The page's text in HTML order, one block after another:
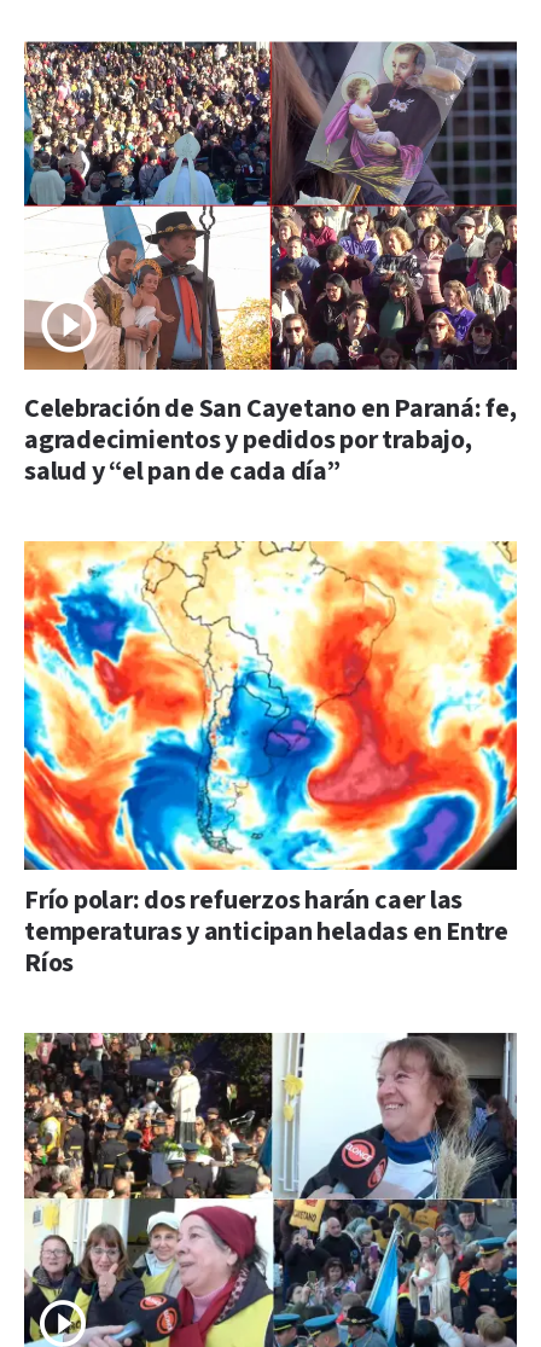
Celebración de San Cayetano en Paraná: fe,
agradecimientos y pedidos por trabajo,
salud y “el pan de cada día”
Frío polar: dos refuerzos harán caer las
temperaturas y anticipan heladas en Entre
Ríos